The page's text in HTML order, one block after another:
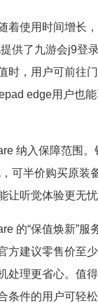
着使用时间增长
供了九游会j9
时，用户可前往
edge用户也
纳入保障范围
可半价购买原
让听觉体验更无
的“保值焕新”
方建议零售价至
处理更省心。值
件的用户可轻